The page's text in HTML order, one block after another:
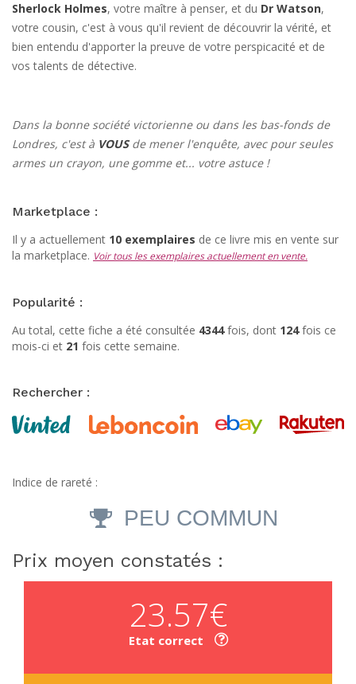
Sherlock Holmes, votre maître à penser, et du Dr Watson,
votre cousin, c'est à vous qu'il revient de découvrir la vérité, et
bien entendu d'apporter la preuve de votre perspicacité et de
vos talents de détective.
Dans la bonne société victorienne ou dans les bas-fonds de
Londres, c'est à VOUSde mener l'enquête, avec pour seules
armes un crayon, une gomme et... votre astuce !
Marketplace :
Il y a actuellement 10 exemplaires de ce livre mis en vente sur
la marketplace. Voir tous les exemplaires actuellement en vente.
Popularité :
Au total, cette fiche a été consultée 4344fois, dont 124fois ce
mois-ci et 21 fois cette semaine.
Rechercher :
Indice de rareté :
PEU COMMUN
Prix moyen constatés :
23.57€
Etat correct